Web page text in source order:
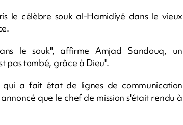
le célèbre souk al-Hamidiyé dans le vieux
le souk", affirme Amjad Sandouq, un
pas tombé, grâce à Dieu".
a fait état de lignes de communication
que le chef de mission s'était rendu à